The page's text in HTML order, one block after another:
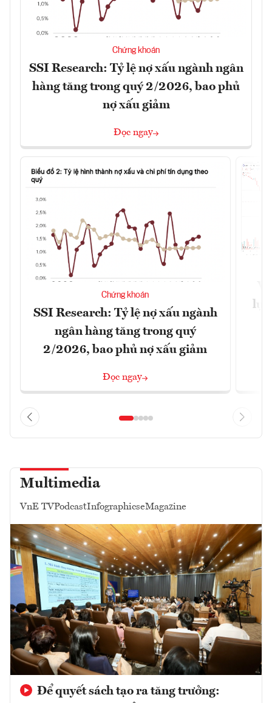
Chứng khoán
SSI Research: Tỷ lệ nợ xấu ngành ngân
hàng tăng trong quý 2/2026, bao phủ
nợ xấu giảm
Đọc ngay
Chứng khoán
SSI Research: Tỷ lệ nợ xấu ngành
ngân hàng tăng trong quý
2/2026, bao phủ nợ xấu giảm
Đọc ngay
lực
Multimedia
VnE TVPodcastInfographicseMagazine
Để quyết sách tạo ra tăng trưởng: